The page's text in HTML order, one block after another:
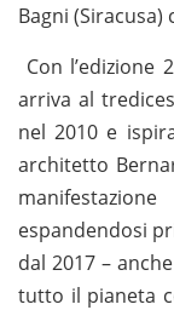
Bagni (Siracusa)
Con l’edizione
arriva al
nel 2010 e
architetto
espandendosi
dal 2017 –
tutto il pianeta